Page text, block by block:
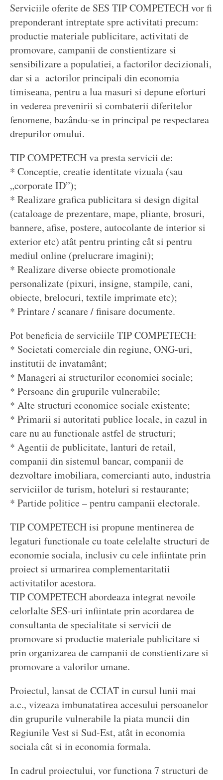
Serviciile oferite de SES TIP COMPETECH vor fi
preponderant intreptate spre activitati precum:
productie materiale publicitare, activitati de
promovare, campanii de constientizare si
sensibilizare a populatiei, a factorilor decizionali,
dar si a actorilor principali din economia
timiseana, pentru a lua masuri si depune eforturi
in vederea prevenirii si combaterii diferitelor
fenomene, bazându-se in principal pe respectarea
drepurilor omului.
TIP COMPETECH va presta servicii de:
* Conceptie, creatie identitate vizuala (sau
„corporate ID”);
* Realizare grafica publicitara si design digital
(cataloage de prezentare, mape, pliante, brosuri,
bannere, afise, postere, autocolante de interior si
exterior etc) atât pentru printing cât si pentru
mediul online (prelucrare imagini);
* Realizare diverse obiecte promotionale
personalizate (pixuri, insigne, stampile, cani,
obiecte, brelocuri, textile imprimate etc);
* Printare / scanare / finisare documente.
Pot beneficia de serviciile TIP COMPETECH:
* Societati comerciale din regiune, ONG-uri,
institutii de invatamânt;
* Manageri ai structurilor economiei sociale;
* Persoane din grupurile vulnerabile;
* Alte structuri economice sociale existente;
* Primarii si autoritati publice locale, in cazul in
care nu au functionale astfel de structuri;
* Agentii de publicitate, lanturi de retail,
companii din sistemul bancar, companii de
dezvoltare imobiliara, comercianti auto, industria
serviciilor de turism, hoteluri si restaurante;
* Partide politice – pentru campanii electorale.
TIP COMPETECH isi propune mentinerea de
legaturi functionale cu toate celelalte structuri de
economie sociala, inclusiv cu cele infiintate prin
proiect si urmarirea complementaritatii
activitatilor acestora.
TIP COMPETECH abordeaza integrat nevoile
celorlalte SES-uri infiintate prin acordarea de
consultanta de specialitate si servicii de
promovare si productie materiale publicitare si
prin organizarea de campanii de constientizare si
promovare a valorilor umane.
Proiectul, lansat de CCIAT in cursul lunii mai
a.c., vizeaza imbunatatirea accesului persoanelor
din grupurile vulnerabile la piata muncii din
Regiunile Vest si Sud-Est, atât in economia
sociala cât si in economia formala.
In cadrul proiectului, vor functiona 7 structuri de